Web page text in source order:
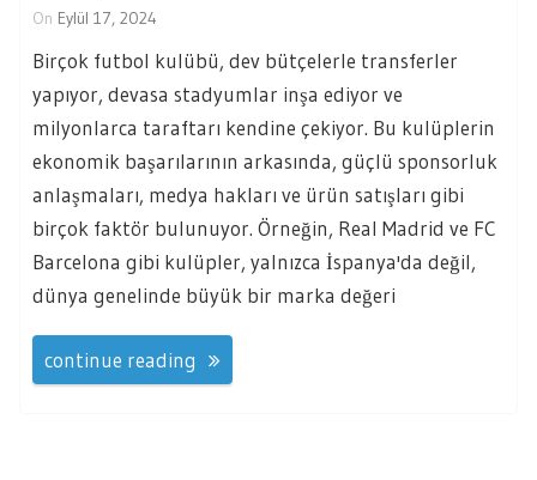
On Eylül 17, 2024
Birçok futbol kulübü, dev bütçelerle transferler
yapıyor, devasa stadyumlar inşa ediyor ve
milyonlarca taraftarı kendine çekiyor. Bu kulüplerin
ekonomik başarılarının arkasında, güçlü sponsorluk
anlaşmaları, medya hakları ve ürün satışları gibi
birçok faktör bulunuyor. Örneğin, Real Madrid ve FC
Barcelona gibi kulüpler, yalnızca İspanya'da değil,
dünya genelinde büyük bir marka değeri
continue reading